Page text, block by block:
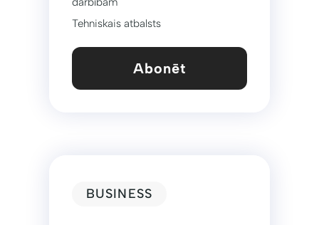
Tehniskais atbalsts
Abonēt
BUSINESS